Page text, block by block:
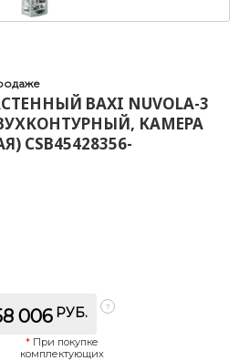
BAXI NUVOLA-3
КАМЕРА
CSB45428356-
006 РУБ.
* При покупке
комплектующих